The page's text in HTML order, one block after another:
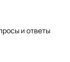
и ответы